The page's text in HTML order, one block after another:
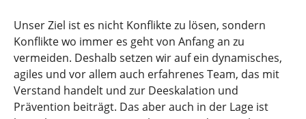
Unser Ziel ist es nicht Konflikte zu lösen, sondern
Konflikte wo immer es geht von Anfang an zu
vermeiden. Deshalb setzen wir auf ein dynamisches,
agiles und vor allem auch erfahrenes Team, das mit
Verstand handelt und zur Deeskalation und
Prävention beiträgt. Das aber auch in der Lage ist